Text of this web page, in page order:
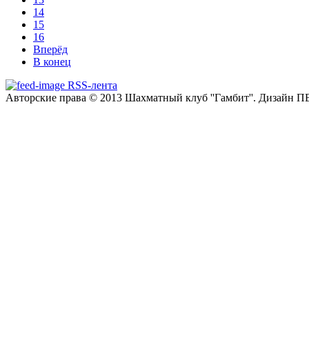
14
15
16
Вперёд
В конец
RSS-лента
Авторские права © 2013 Шахматный клуб ''Гамбит''. Дизайн